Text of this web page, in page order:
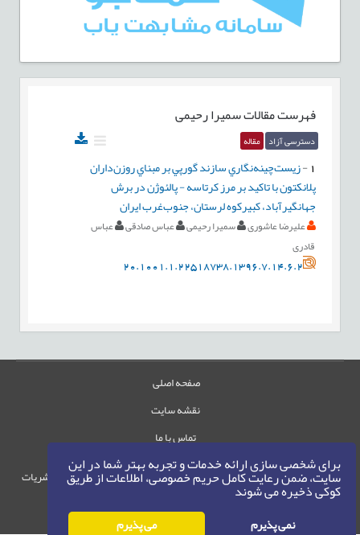
برای شخصی سازی ارائه خدمات و تجربه بهتر شما در این
سایت، ضمن رعایت کامل حریم خصوصی، اطلاعات از طریق
کوکی ذخیره می شوند
نمی پذیرم می پذیرم
فهرست مقالاتسمیرا رحیمی
دسترسی آزاد مقاله
-زيست‌چينه‌نگاري سازند گورپي‌ بر مبناي روزن‌داران
پلانکتون با تاکید بر مرز کرتاسه - پالئوژن در برش
جهانگيرآباد، کبیرکوه لرستان، جنوب‌غرب ایران
علیرضا عاشوری سمیرا رحیمی عباس صادقی
عباس
قادری
20.1001.1.22518738.1396.7.14.6.2
صفحه اصلی
نقشه سایت
تماس با ما
حقوق این وب‌سایت متعلق به سامانه مدیریت نشریات
حق نشر 1405-1396